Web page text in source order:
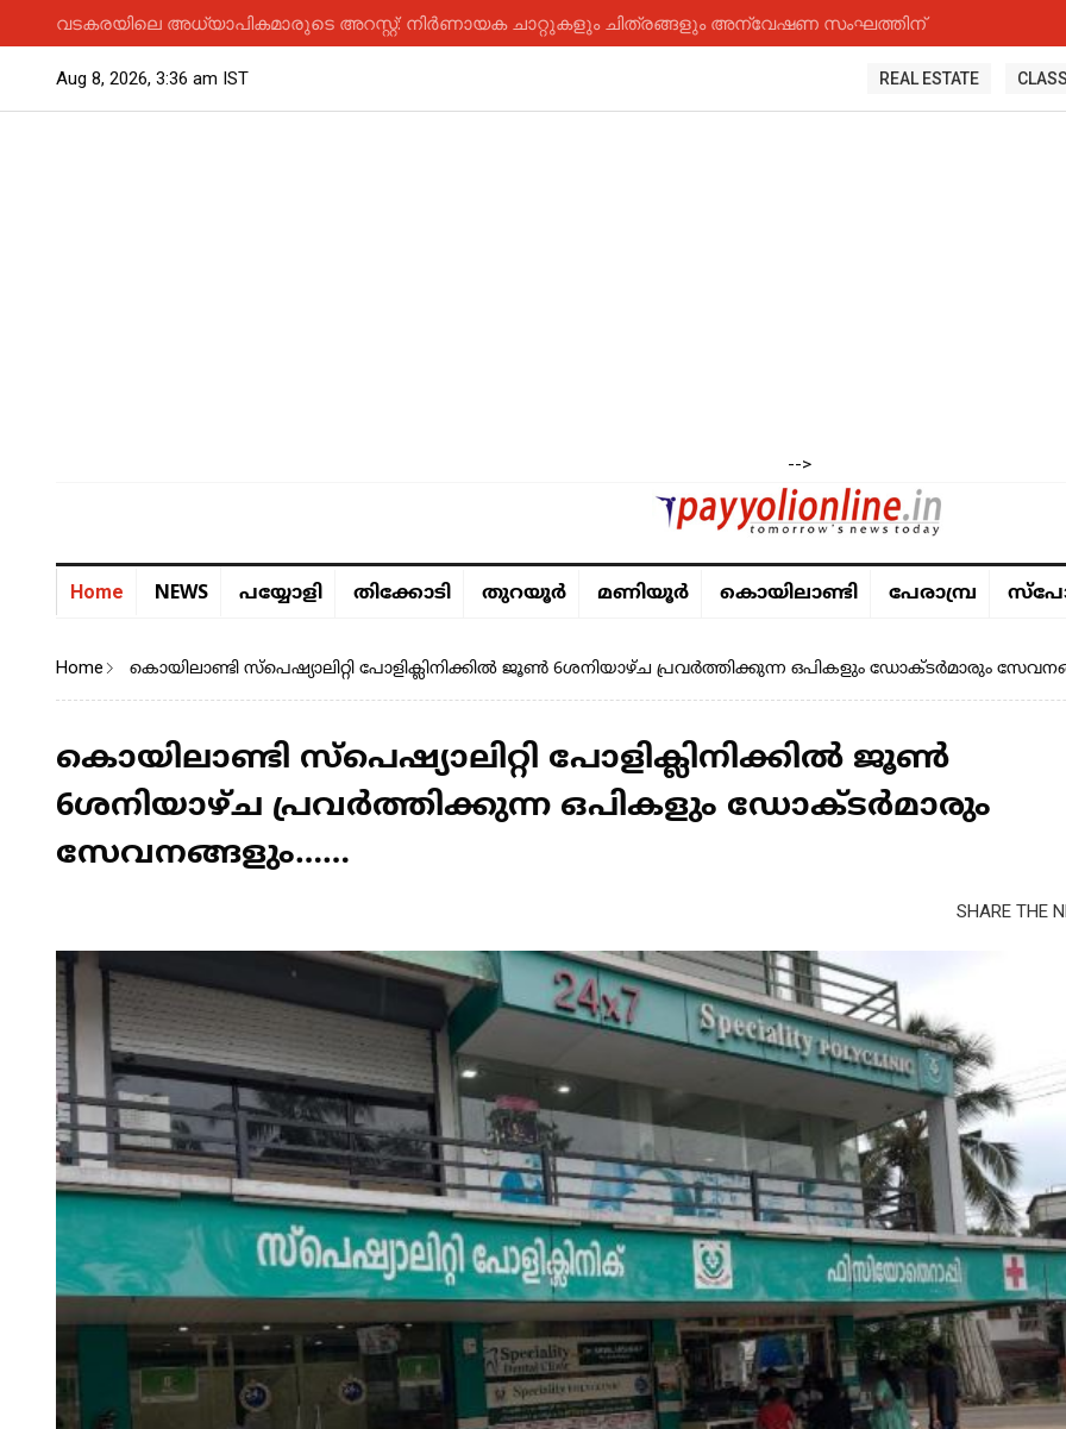
വടകരയിലെ അധ്യാപികമാരുടെ അറസ്റ്റ്: നിർണായക ചാറ്റുകളും ചിത്രങ്ങളും അന്വേഷണ സംഘത്തിന്
Aug 8, 2026, 3:36 am IST REAL ESTATE
-->
Home NEWS പയ്യോളി തിക്കോടി തുറയൂര്‍ മണിയൂര്‍ കൊയിലാണ്ടി പേരാമ്പ്ര
Home കൊയിലാണ്ടി സ്പെഷ്യാലിറ്റി പോളിക്ലിനിക്കിൽ ജൂൺ 6ശനിയാഴ്ച പ്രവർത്തിക്കുന്ന ഒപികളും ഡോക്ടർമാരും
കൊയിലാണ്ടി സ്പെഷ്യാലിറ്റി പോളിക്ലിനിക്കിൽ ജൂൺ
6ശനിയാഴ്ച പ്രവർത്തിക്കുന്ന ഒപികളും ഡോക്ടർമാരും
സേവനങ്ങളും……
SHARE THE